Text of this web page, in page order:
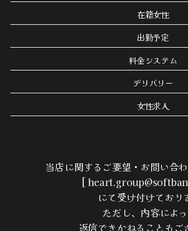
在籍女性
出勤予定
料金システム
デリバリー
女性求人
当店に関するご要望・お問い合
[
にて受け付けており
ただし、内容によ
返信できかねることもご